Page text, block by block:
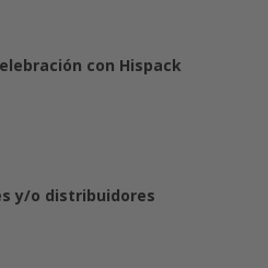
con Hispack
y/o distribuidores